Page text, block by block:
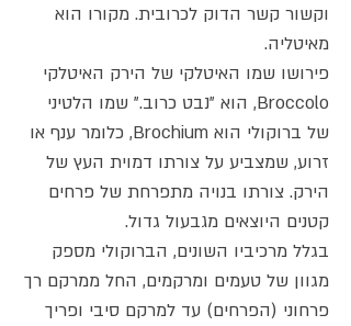
וקשור קשר הדוק לכרובית. מקורו הוא
מאיטליה.
פירושו שמו האיטלקי של הירק האיטלקי
Broccolo, הוא "נבט כרוב." שמו הלטיני
של ברוקולי הוא Brochium, כלומר ענף או
זרוע, שמצביע על צורתו דמוית העץ של
הירק. צורתו בנויה מתפרחת של פרחים
קטנים היוצאים מגבעול גדול.
בגלל מרכיביו השונים, הברוקולי מספק
מגוון של טעמים ומרקמים, החל ממרקם רך
פרחוני (הפרחים) עד למרקם סיבי ופריך